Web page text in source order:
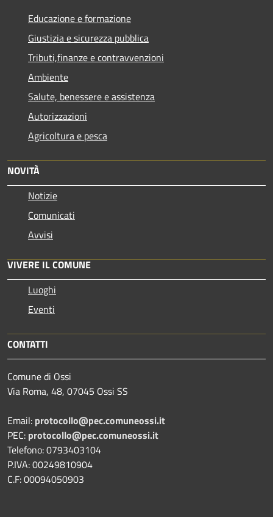
Educazione e formazione
Giustizia e sicurezza pubblica
Tributi,finanze e contravvenzioni
Ambiente
Salute, benessere e assistenza
Autorizzazioni
Agricoltura e pesca
NOVITÀ
Notizie
Comunicati
Avvisi
VIVERE IL COMUNE
Luoghi
Eventi
CONTATTI
Comune di Ossi
Via Roma, 48, 07045 Ossi SS
Email: protocollo@pec.comuneossi.it
PEC: protocollo@pec.comuneossi.it
Telefono: 0793403104
P.IVA: 00249810904
C.F: 00094050903